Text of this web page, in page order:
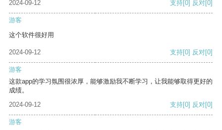
2024-09-12 支持[0] 反对[0]
游客
这个软件很好用
2024-09-12 支持[0] 反对[0]
游客
这款app的学习氛围很浓厚，能够激励我不断学习，让我能够取得更好的
成绩。
2024-09-12
支持[0] 反对[0]
游客